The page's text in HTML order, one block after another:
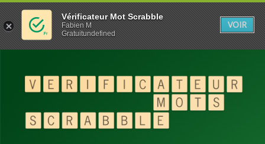
Vérificateur Mot Scrabble
Fabien M
Gratuitundefined
VOIR